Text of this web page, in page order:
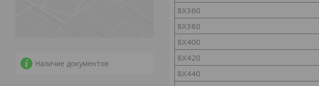
8Х360
8Х380
8Х400
8Х420
8Х440
Наличие документов